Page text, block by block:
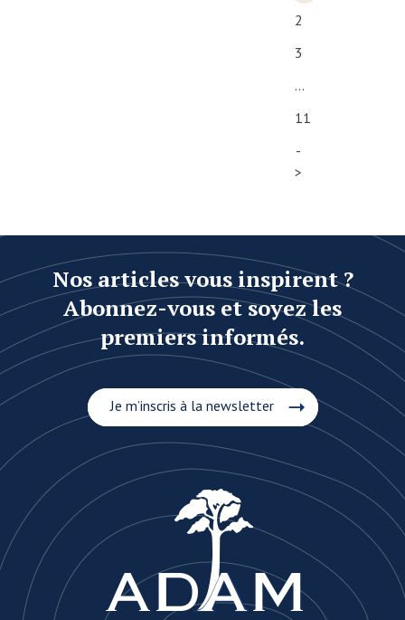
publications
2
3
…
11
-
>
Nos articles vous inspirent ?
Abonnez-vous et soyez les
premiers informés.
Je m’inscris à la newsletter